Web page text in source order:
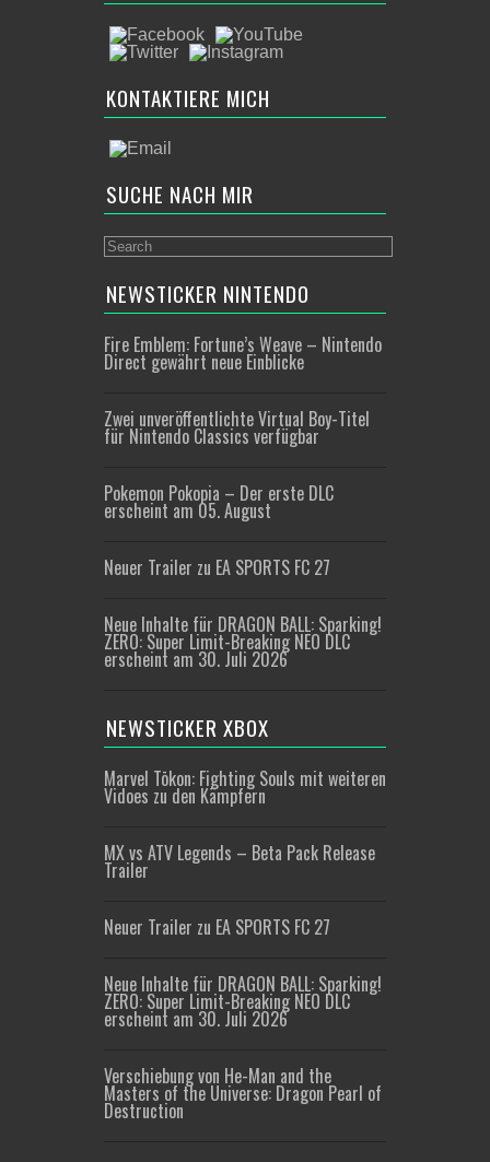
KONTAKTIERE MICH
SUCHE NACH MIR
NEWSTICKER NINTENDO
Fire Emblem: Fortune’s Weave – Nintendo
Direct gewährt neue Einblicke
Zwei unveröffentlichte Virtual Boy-Titel
für Nintendo Classics verfügbar
Pokemon Pokopia – Der erste DLC
erscheint am 05. August
Neuer Trailer zu EA SPORTS FC 27
Neue Inhalte für DRAGON BALL: Sparking!
ZERO: Super Limit-Breaking NEO DLC
erscheint am 30. Juli 2026
NEWSTICKER XBOX
Marvel Tōkon: Fighting Souls mit weiteren
Vidoes zu den Kämpfern
MX vs ATV Legends – Beta Pack Release
Trailer
Neuer Trailer zu EA SPORTS FC 27
Neue Inhalte für DRAGON BALL: Sparking!
ZERO: Super Limit-Breaking NEO DLC
erscheint am 30. Juli 2026
Verschiebung von He-Man and the
Masters of the Universe: Dragon Pearl of
Destruction